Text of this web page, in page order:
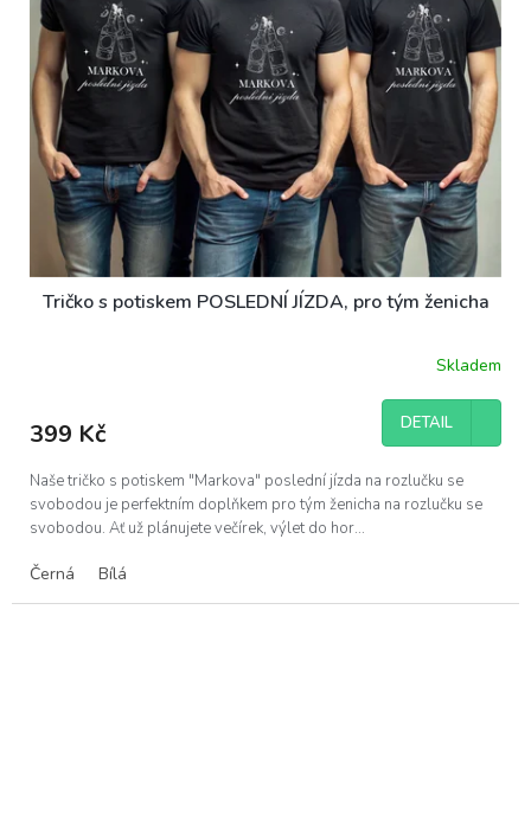
Tričko s potiskem POSLEDNÍ JÍZDA, pro tým ženicha
Skladem
399 Kč DETAIL
Naše tričko s potiskem "Markova" poslední jízda na rozlučku se
svobodou je perfektním doplňkem pro tým ženicha na rozlučku se
svobodou. Ať už plánujete večírek, výlet do hor...
Černá Bílá